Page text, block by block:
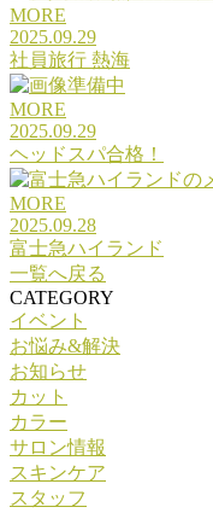
MORE
2025.09.29
社員旅行 熱海
MORE
2025.09.29
ヘッドスパ合格！
MORE
2025.09.28
富士急ハイランド
一覧へ戻る
CATEGORY
イベント
お悩み&解決
お知らせ
カット
カラー
サロン情報
スキンケア
スタッフ